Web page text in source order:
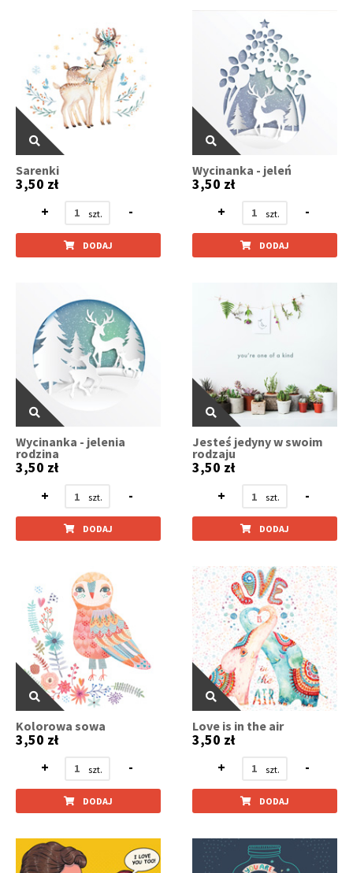
Sarenki
3,50 zł
+
-
DODAJ
Wycinanka - jeleń
3,50 zł
+
-
DODAJ
Wycinanka - jelenia
rodzina
3,50 zł
+
-
DODAJ
Jesteś jedyny w swoim
rodzaju
3,50 zł
+
-
DODAJ
Kolorowa sowa
3,50 zł
+
-
DODAJ
Love is in the air
3,50 zł
+
-
DODAJ